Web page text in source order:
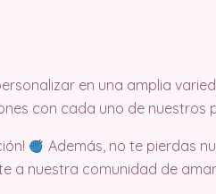
en una amplia
con cada uno de nuestros
Además, no te pierdas
a nuestra comunidad de